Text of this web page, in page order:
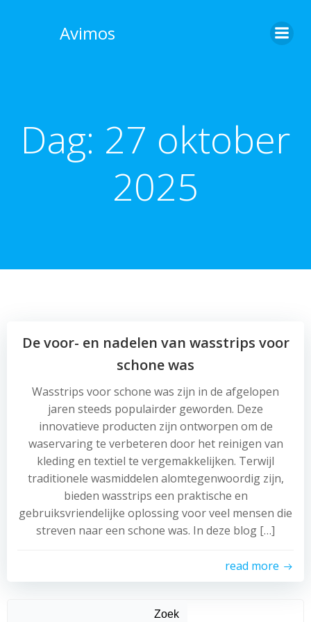
Avimos
Dag: 27 oktober
2025
De voor- en nadelen van wasstrips voor
schone was
Wasstrips voor schone was zijn in de afgelopen
jaren steeds populairder geworden. Deze
innovatieve producten zijn ontworpen om de
waservaring te verbeteren door het reinigen van
kleding en textiel te vergemakkelijken. Terwijl
traditionele wasmiddelen alomtegenwoordig zijn,
bieden wasstrips een praktische en
gebruiksvriendelijke oplossing voor veel mensen die
streven naar een schone was. In deze blog […]
read more
Zoek